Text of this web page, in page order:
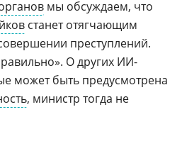
мы обсуждаем, что
станет отягчающим
преступлений.
О других ИИ-
может быть предусмотрена
, министр тогда не